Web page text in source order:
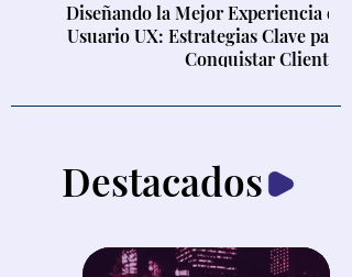
Diseñando la Mejor Experiencia de
Usuario UX: Estrategias Clave para
Conquistar Clientes
Destacados